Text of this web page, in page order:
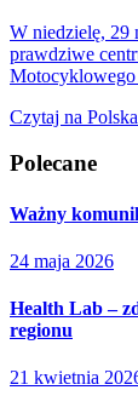
W niedzielę, 29
prawdziwe
Motocyklowego
Czytaj na
Polecane
Ważny
24 maja 2026
Health Lab –
regionu
21 kwietnia